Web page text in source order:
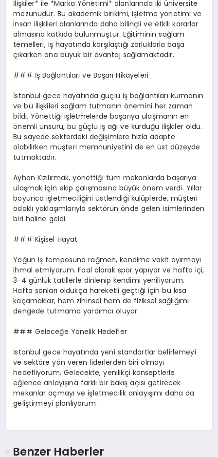
İlişkiler* ile *Marka Yönetimi* alanlarında iki üniversite
mezunudur. Bu akademik birikimi, işletme yönetimi ve
insan ilişkileri alanlarında daha bilinçli ve etkili kararlar
almasına katkıda bulunmuştur. Eğitiminin sağlam
temelleri, iş hayatında karşılaştığı zorluklarla başa
çıkarken ona büyük bir avantaj sağlamaktadır.
### İş Bağlantıları ve Başarı Hikayeleri
İstanbul gece hayatında güçlü iş bağlantıları kurmanın
ve bu ilişkileri sağlam tutmanın önemini her zaman
bildi. Yönettiği işletmelerde başarıya ulaşmanın en
önemli unsuru, bu güçlü iş ağı ve kurduğu ilişkiler oldu.
Bu sayede sektördeki değişimlere hızla adapte
olabilirken müşteri memnuniyetini de en üst düzeyde
tutmaktadır.
Ayhan Kızılırmak, yönettiği tüm mekanlarda başarıya
ulaşmak için ekip çalışmasına büyük önem verdi. Yıllar
boyunca işletmeciliğini üstlendiği kulüplerde, müşteri
odaklı yaklaşımlarıyla sektörün önde gelen isimlerinden
biri haline geldi.
### Kişisel Hayat
Yoğun iş temposuna rağmen, kendime vakit ayırmayı
ihmal etmiyorum. Faal olarak spor yapıyor ve hafta içi,
3-4 günlük tatillerle dinlenip kendimi yeniliyorum.
Hafta sonları oldukça hareketli geçtiği için bu kısa
kaçamaklar, hem zihinsel hem de fiziksel sağlığımı
dengede tutmama yardımcı oluyor.
### Geleceğe Yönelik Hedefler
İstanbul gece hayatında yeni standartlar belirlemeyi
ve sektöre yön veren liderlerden biri olmayı
hedefliyorum. Gelecekte, yenilikçi konseptlerle
eğlence anlayışına farklı bir bakış açısı getirecek
mekanlar açmayı ve işletmecilik anlayışımı daha da
geliştirmeyi planlıyorum.
Benzer Haberler